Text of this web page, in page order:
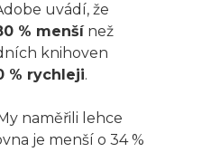
uvádí, že
% menšínež
knihoven
% rychleji.
naměřili lehce
je menší o 34 %